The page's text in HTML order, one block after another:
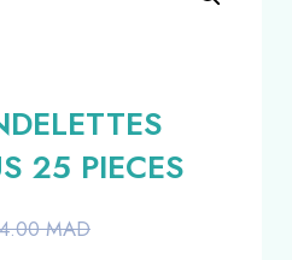
25 PIECES
MAD